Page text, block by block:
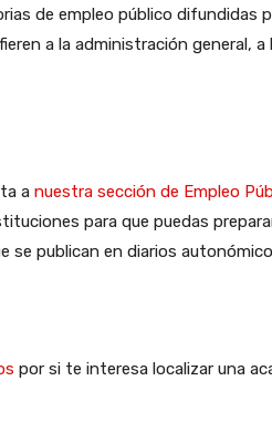
de empleo público difundidas
a la administración general, a
a nuestra sección de Empleo
para que puedas
publican en diarios
por si te interesa localizar una